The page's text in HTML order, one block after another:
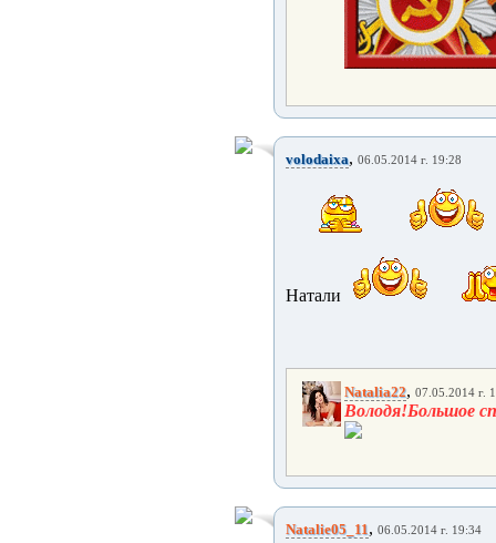
volodaixa, 06.05.2014 г. 19:28
Натали
Natalia22, 07.05.2014 г.
Володя!Большое
Natalie05_11, 06.05.2014 г. 19:34